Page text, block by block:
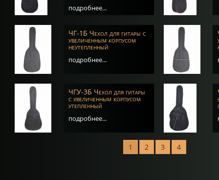
подробнее...
ЧГ-1Б Чехол для гитары с
увеличенным корпусом
неутепленный
подробнее...
ЧГУ-3Б Чехол для гитары
с увеличенным корпусом
утепленный
подробнее...
1 2 3 4